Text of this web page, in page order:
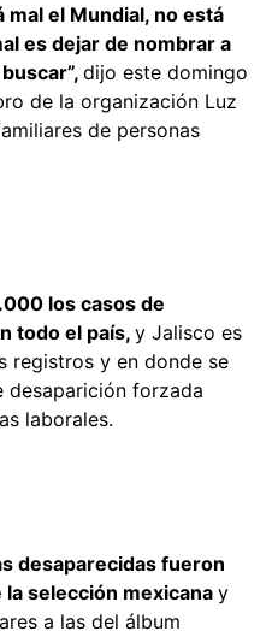
mal el Mundial, no está
es dejar de nombrar a
dijo este domingo
de la organización Luz
de personas
los casos de
todo el país, y Jalisco es
registros y en donde se
desaparición forzada
laborales.
desaparecidas fueron
selección mexicana y
a las del álbum